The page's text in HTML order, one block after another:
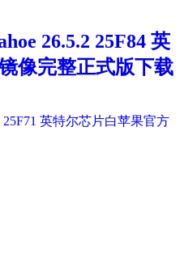
26.5.2 25F84 英
像完整正式版下载